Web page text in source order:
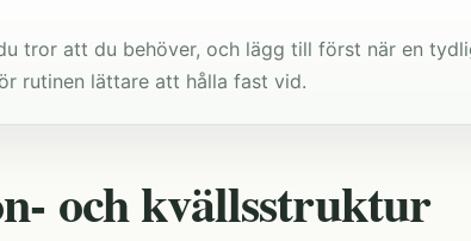
tror att du behöver, och lägg till först när en
rutinen lättare att hålla fast vid.
och kvällsstruktur